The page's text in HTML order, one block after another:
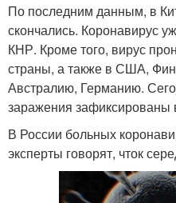
По последним данным, в
скончались. Коронавирус
КНР. Кроме того, вирус
страны, а также в США,
Австралию, Германию.
заражения
В России больных
эксперты говорят, чток